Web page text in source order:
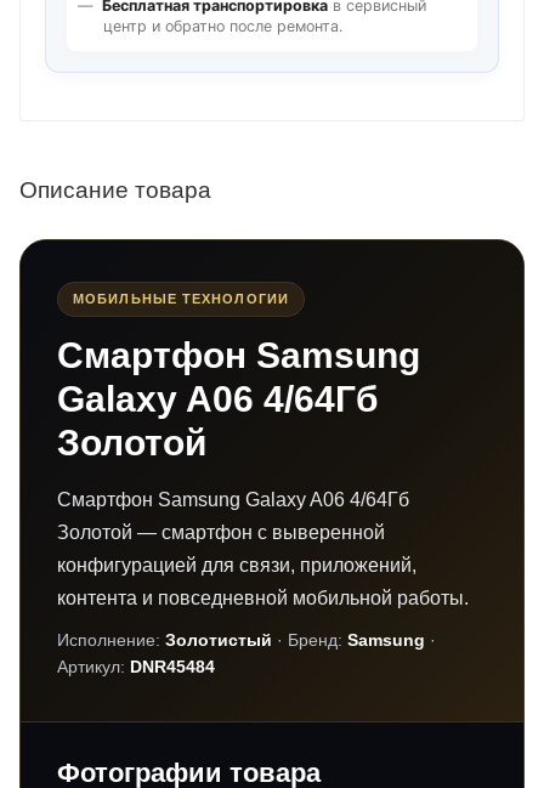
Бесплатная транспортировка в сервисный
центр и обратно после ремонта.
Описание товара
МОБИЛЬНЫЕ ТЕХНОЛОГИИ
Смартфон Samsung
Galaxy A06 4/64Гб
Золотой
Смартфон Samsung Galaxy A06 4/64Гб
Золотой — смартфон с выверенной
конфигурацией для связи, приложений,
контента и повседневной мобильной работы.
Исполнение: Золотистый · Бренд: Samsung ·
Артикул: DNR45484
Фотографии товара